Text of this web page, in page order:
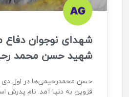
شهدای نوجوان
شهید حسن محمد
قزوین به دنیا آمد. نام پدرش